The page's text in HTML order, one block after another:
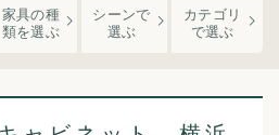
家具の種
類を選ぶ
シーンで
選ぶ
カテゴリ
で選ぶ